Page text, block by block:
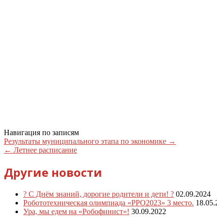
Навигация по записям
Результаты муниципального этапа по экономике →
← Летнее расписание
Другие новости
? С Днём знаний, дорогие родители и дети! ?️ 02.09.2024
Робототехническая олимпиада «PPO2023» 3 место.
Ура, мы едем на «Робофинист»! 30.09.2022